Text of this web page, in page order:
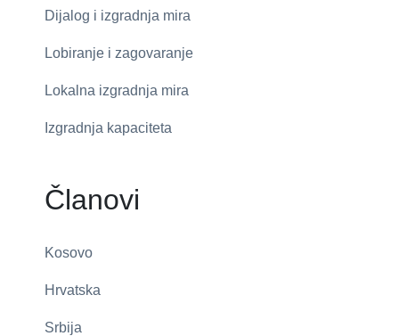
Dijalog i izgradnja mira
Lobiranje i zagovaranje
Lokalna izgradnja mira
Izgradnja kapaciteta
Članovi
Kosovo
Hrvatska
Srbija